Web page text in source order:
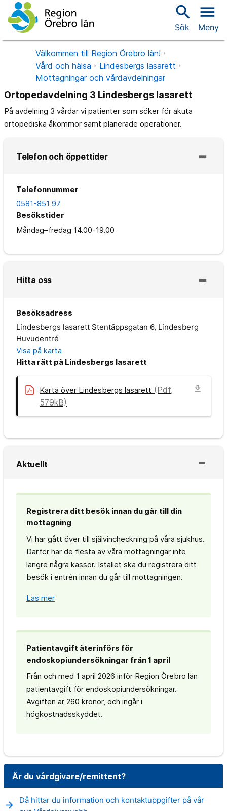
search
Sök
menu
Meny
Välkommen till Region Örebro län!
Vård och hälsa
Lindesbergs lasarett
Mottagningar och vårdavdelningar
Ortopedavdelning 3 Lindesbergs lasarett
På avdelning 3 vårdar vi patienter som söker för akuta
ortopediska åkommor samt planerade operationer.
Telefon och öppettider
Telefonnummer
0581-851 97
Besökstider
Måndag–fredag 14.00-19.00
Hitta oss
Besöksadress
Lindesbergs lasarett Stentäppsgatan 6, Lindesberg
Huvudentré
Visa på karta
Hitta rätt på Lindesbergs lasarett
Karta över Lindesbergs lasarett (Pdf,
579kB)
download
Aktuellt
Registrera ditt besök innan du går till din
mottagning
Vi har gått över till självincheckning på våra sjukhus.
Därför har de flesta av våra mottagningar inte
längre några kassor. Istället ska du registrera ditt
besök i entrén innan du går till mottagningen.
Läs mer
Patientavgift återinförs för
endoskopiundersökningar från 1 april
Från och med 1 april 2026 inför Region Örebro län
patientavgift för endoskopiundersökningar.
Avgiften är 260 kronor, och ingår i
högkostnadsskyddet.
Är du vårdgivare/remittent?
arrow_forward
Då hittar du information och kontaktuppgifter på vår